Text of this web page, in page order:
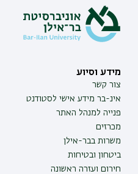
מידע וסיוע
צור קשר
אינ-בר מידע אישי לסטודנט
פנייה למנהל האתר
מכרזים
משרות בבר-אילן
ביטחון ובטיחות
חירום ועזרה ראשונה